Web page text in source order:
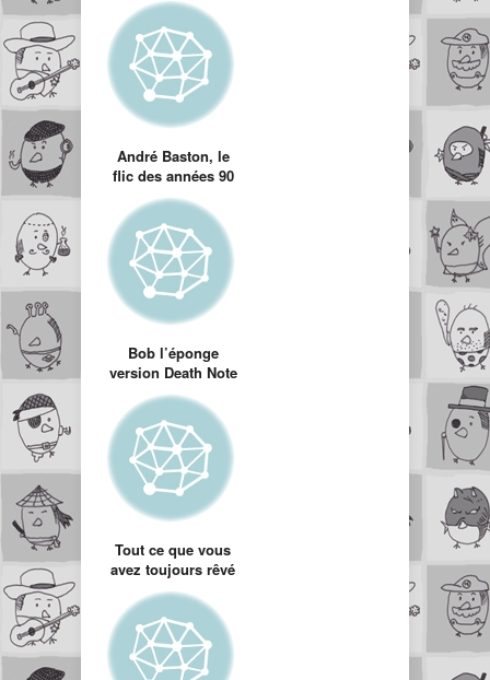
André Baston, le
flic des années 90
qui a un faux air
des sketchs des
nuls
Bob l’éponge
version Death Note
Tout ce que vous
avez toujours rêvé
de dire à…